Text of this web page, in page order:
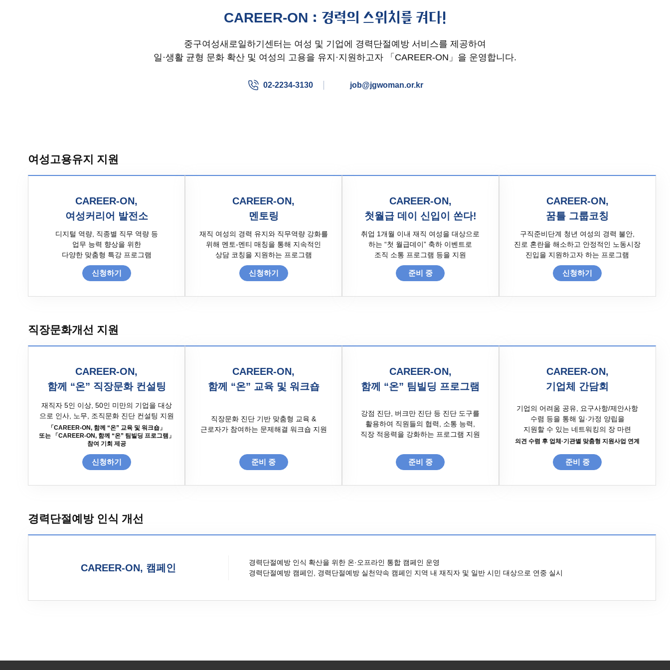
CAREER-ON : 경력의 스위치를 켜다!
중구여성새로일하기센터는 여성 및 기업에 경력단절예방 서비스를 제공하여
일·생활 균형 문화 확산 및 여성의 고용을 유지·지원하고자 「CAREER-ON」을 운영합니다.
02-2234-3130 job@jgwoman.or.kr
여성고용유지 지원
CAREER-ON,
여성커리어 발전소
디지털 역량, 직종별 직무 역량 등
업무 능력 향상을 위한
다양한 맞춤형 특강 프로그램
신청하기
CAREER-ON,
멘토링
재직 여성의 경력 유지와 직무역량 강화를
위해 멘토-멘티 매칭을 통해 지속적인
상담 코칭을 지원하는 프로그램
신청하기
CAREER-ON,
첫월급 데이 신입이 쏜다!
취업 1개월 이내 재직 여성을 대상으로
하는 “첫 월급데이” 축하 이벤트로
조직 소통 프로그램 등을 지원
준비 중
CAREER-ON,
꿈틀 그룹코칭
구직준비단계 청년 여성의 경력 불안,
진로 혼란을 해소하고 안정적인 노동시장
진입을 지원하고자 하는 프로그램
신청하기
직장문화개선 지원
CAREER-ON,
함께 “온” 직장문화 컨설팅
재직자 5인 이상, 50인 미만의 기업을 대상
으로 인사, 노무, 조직문화 진단 컨설팅 지원
「CAREER-ON, 함께 “온” 교육 및 워크숍」
또는 「CAREER-ON, 함께 “온” 팀빌딩 프로그램」
참여 기회 제공
신청하기
CAREER-ON,
함께 “온” 교육 및 워크숍
직장문화 진단 기반 맞춤형 교육 &
근로자가 참여하는 문제해결 워크숍 지원
준비 중
CAREER-ON,
함께 “온” 팀빌딩 프로그램
강점 진단, 버크만 진단 등 진단 도구를
활용하여 직원들의 협력, 소통 능력,
직장 적응력을 강화하는 프로그램 지원
준비 중
CAREER-ON,
기업체 간담회
기업의 어려움 공유, 요구사항/제안사항
수렴 등을 통해 일·가정 양립을
지원할 수 있는 네트워킹의 장 마련
의견 수렴 후 업체·기관별 맞춤형 지원사업 연계
준비 중
경력단절예방 인식 개선
CAREER-ON, 캠페인
경력단절예방 인식 확산을 위한 온·오프라인 통합 캠페인 운영
경력단절예방 캠페인, 경력단절예방 실천약속 캠페인 지역 내 재직자 및 일반 시민 대상으로 연중 실시